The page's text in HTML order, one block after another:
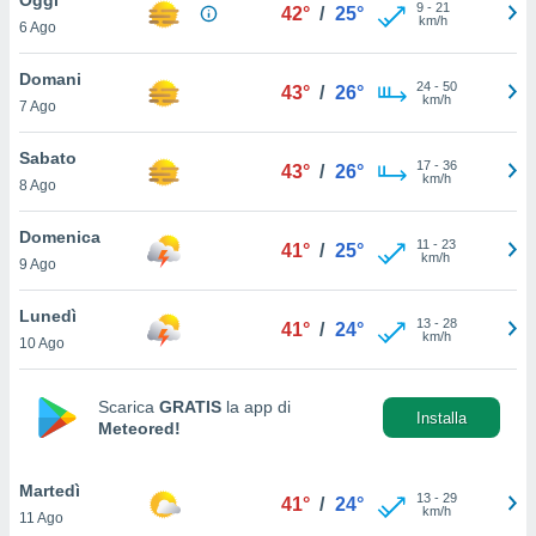
è
al sito
di
ci
di
il
un
la
nella
6 Ago
42° / 25° 9- 21
km/h
Domani
7 Ago
43° / 26° 24- 50
km/h
Sabato
8 Ago
43° / 26° 17- 36
km/h
Domenica
9 Ago
41° / 25° 11 - 23
km/h
Lunedì
10 Ago
41° / 24° 13- 28
km/h
Scarica GRATIS la app di
Meteored!
Installa
Martedì
11 Ago
41° / 24° 13- 29
km/h